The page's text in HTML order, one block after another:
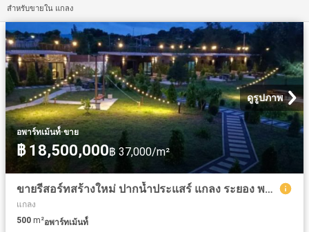
สำหรับขายใน แกลง
ดูรูปภาพ
อพาร์ทเม้นท์์·ขาย
฿ 18,500,000฿ 37,000/m²
ขายรีสอร์ทสร้างใหม่ ปากน้ำประแสร์ แกลง ระยอง พร้อมสวนผลไม้
แกลง
500 m²อพาร์ทเม้นท์์